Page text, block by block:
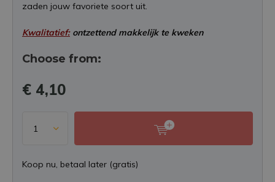
zaden jouw favoriete soort uit.
Kwalitatief:ontzettend makkelijk te kweken
Choose from:
€ 4,10
Koop nu, betaal later (gratis)